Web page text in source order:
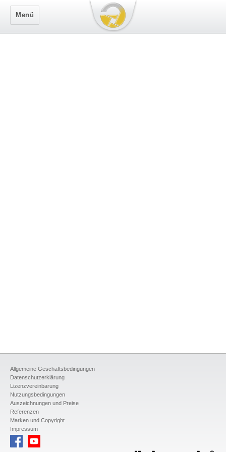
Secure Logon
Menü
Allgemeine Geschäftsbedingungen
Datenschutzerklärung
Lizenzvereinbarung
Nutzungsbedingungen
Auszeichnungen und Preise
Referenzen
Marken und Copyright
Impressum